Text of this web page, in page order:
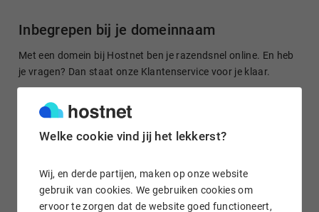
Welke cookie vind jij het lekkerst?
Wij, en derde partijen, maken op onze website
gebruik van cookies. We gebruiken cookies om
ervoor te zorgen dat de website goed functioneert,
Inbegrepen bij je domeinnaam
Met een domein bij Hostnet ben je razendsnel online. En heb
je vragen? Dan staat onze Klantenservice voor je klaar.
Gratis domein doorsturen
Stuur je domeinnaam kosteloos door naar een site of je
socialmedia-profiel. Het is in enkele klikken geregeld.